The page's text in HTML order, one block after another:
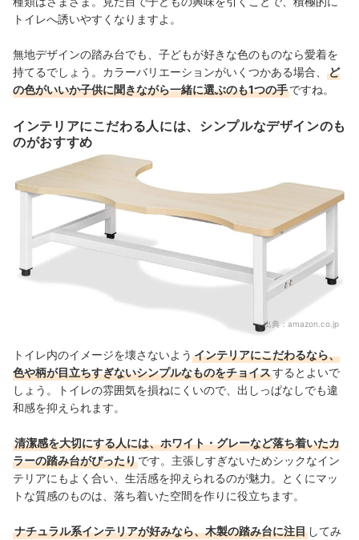
トイレへ誘いやすくなりますよ。
無地デザインの踏み台でも、子どもが好きな色のものなら愛着を
持てるでしょう。カラーバリエーションがいくつかある場合、
ど
の色がいいか子供に聞きながら一緒に選ぶのも1つの手ですね。
インテリアにこだわる人には、シンプルなデザインのも
のがおすすめ
出典： amazon.co.jp
トイレ内のイメージを壊さないよう インテリアにこだわるなら、
色や柄が目立ちすぎないシンプルなものをチョイスするとよいで
しょう。トイレの雰囲気を損ねにくいので、出しっぱなしでも違
和感を抑えられます。
清潔感を大切にする人には、ホワイト・グレーなど落ち着いたカ
ラーの踏み台がぴったりです。主張しすぎないためシックなイン
テリアにもよく合い、生活感を抑えられるのが魅力。とくにマッ
トな質感のものは、落ち着いた空間を作りに役立ちます。
ナチュラル系インテリアが好みなら、木製の踏み台に注目 してみ